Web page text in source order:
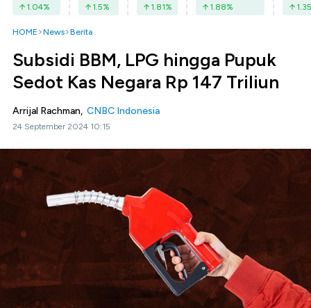
1.04% 1.5% 1.81% 1.88% 1.35
HOME News Berita
Subsidi BBM, LPG hingga Pupuk
Sedot Kas Negara Rp 147 Triliun
Arrijal Rachman, CNBC Indonesia
24 September 2024 10:15